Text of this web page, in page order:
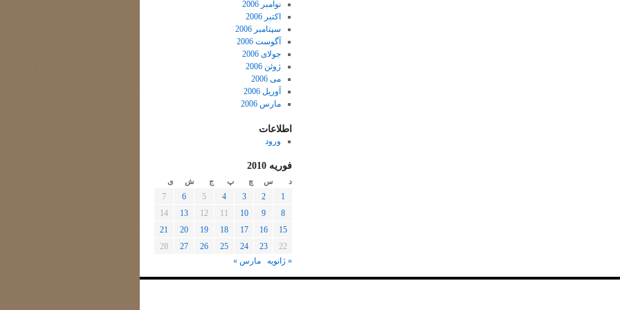
نوامبر 2006
اکتبر 2006
سپتامبر 2006
آگوست 2006
جولای 2006
ژوئن 2006
می 2006
آوریل 2006
مارس 2006
اطلاعات
ورود
فوریه 2010
د س چ پ ج ش ی
1
2
3
4
5
6
7
8
9
10
11
12
13
14
15
16
17
18
19
20
21
22
23
24
25
26
27
28
« ژانویه
مارس »